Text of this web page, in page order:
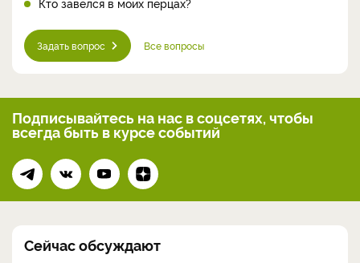
Задать вопрос Все вопросы
Подписывайтесь на нас в соцсетях, чтобы
всегдабыть в курсе событий
Сейчас обсуждают